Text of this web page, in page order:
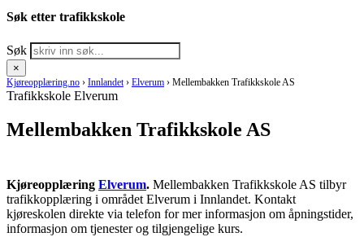
Søk etter trafikkskole
Søk
×
Kjøreopplæring.no › Innlandet › Elverum › Mellembakken Trafikkskole AS
Trafikkskole Elverum
Mellembakken Trafikkskole AS
Kjøreopplæring Elverum. Mellembakken Trafikkskole AS tilbyr
trafikkopplæring i området Elverum i Innlandet. Kontakt
kjøreskolen direkte via telefon for mer informasjon om åpningstider,
informasjon om tjenester og tilgjengelige kurs.